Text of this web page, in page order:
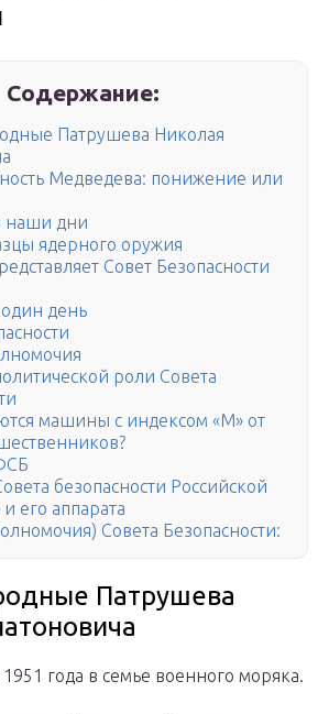
Содержание:
Патрушева Николая
Медведева: понижение или
наши дни
ядерного оружия
Совет Безопасности
день
роли Совета
машины с индексом «М» от
безопасности Российской
его аппарата
Совета Безопасности:
Патрушева
года в семье военного моряка.